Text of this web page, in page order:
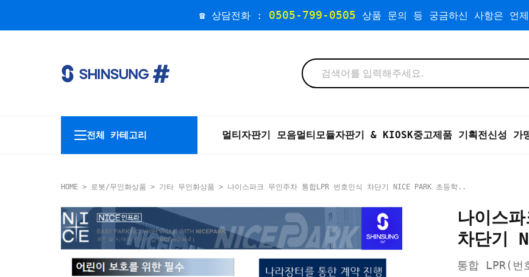
☎ 상담전화 : 0505-799-0505 상품 문의 등 궁금하신 사항은 언
전체 카테고리 멀티자판기 모음멀티모듈자판기 & KIOSK중고제품 기획전신성 가
HOME > 로봇/무인화상품 > 기타 무인화상품 > 나이스파크 무인주차 통합LPR 번호인식 차단기 NICE PARK 초등학..
나이스
차단기
통합 LPR(번